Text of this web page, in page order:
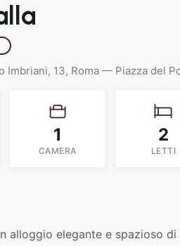
Imbriani, 13, Roma — Piazza del
1
CAMERA
2
LETTI
alloggio elegante e spazioso